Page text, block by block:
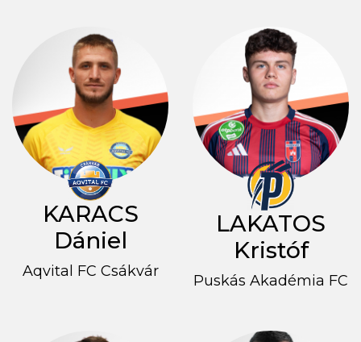
KARACS
Dániel
Aqvital FC Csákvár
LAKATOS
Kristóf
Puskás Akadémia FC